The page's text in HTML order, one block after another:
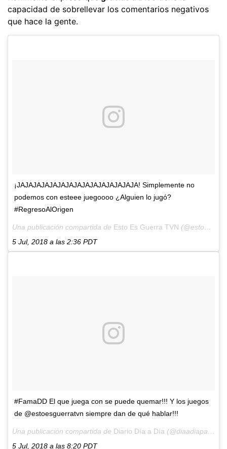
capacidad de sobrellevar los comentarios negativos
que hace la gente.
¡JAJAJAJAJAJAJAJAJAJAJAJAJAJAJA! Simplemente no
podemos con esteee juegoooo ¿Alguien lo jugó?
#RegresoAlOrigen
Una publicación compartida de Esto Es Guerra TVN (@estoesguerratvn) el
5 Jul, 2018 a las 2:36 PDT
#FamaDD El que juega con se puede quemar!!! Y los juegos
de @estoesguerratvn siempre dan de qué hablar!!!
Una publicación compartida de Diario Día a Día (@diaadiapa) el
5 Jul, 2018 a las 8:20 PDT